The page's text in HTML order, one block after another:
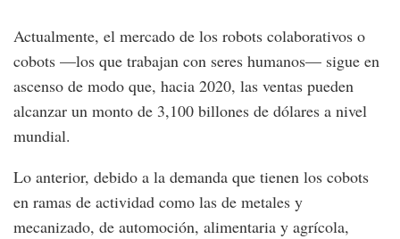
Actualmente, el mercado de los robots colaborativos o
cobots —los que trabajan con seres humanos— sigue en
ascenso de modo que, hacia 2020, las ventas pueden
alcanzar un monto de 3,100 billones de dólares a nivel
mundial.
Lo anterior, debido a la demanda que tienen los cobots
en ramas de actividad como las de metales y
mecanizado, de automoción, alimentaria y agrícola,